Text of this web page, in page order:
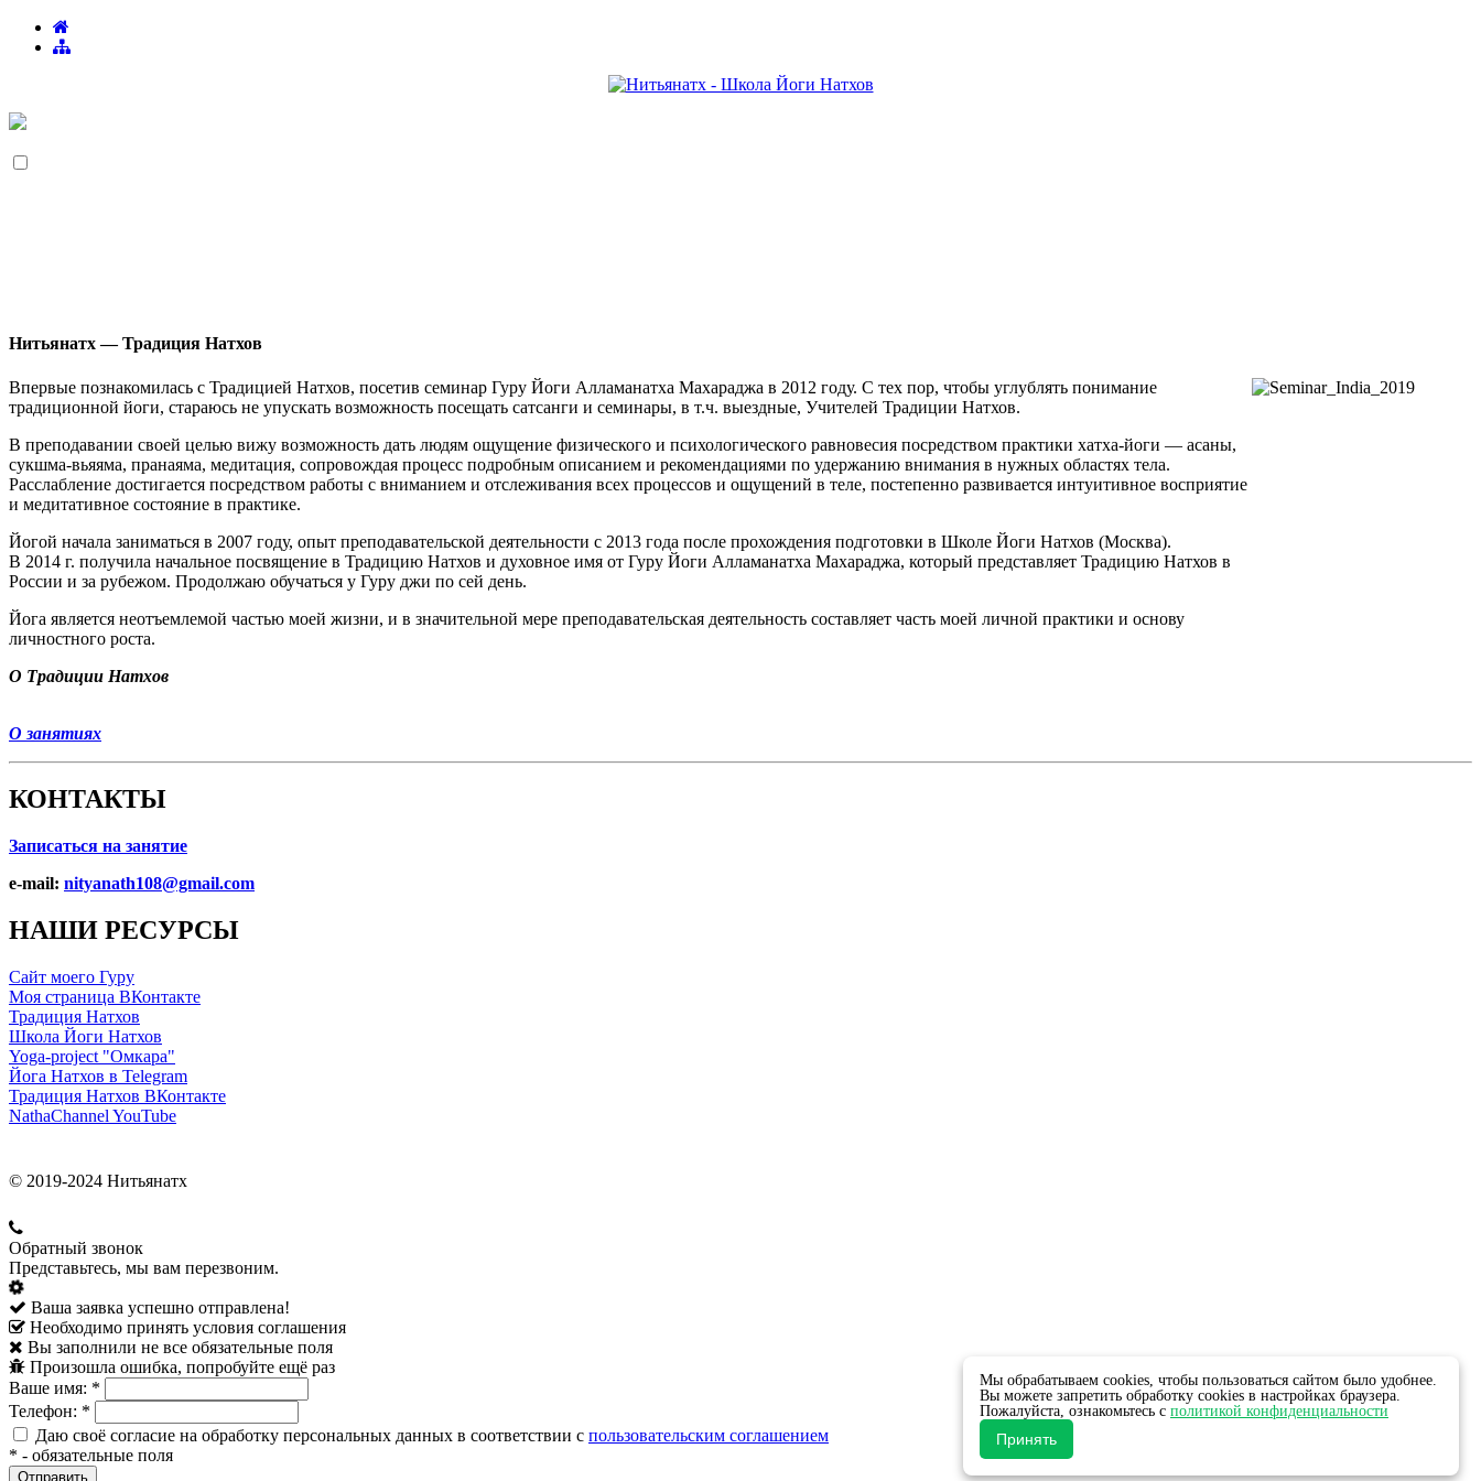
Нитьянатх — Традиция Натхов
Впервые познакомилась с Традицией Натхов, посетив семинар Гуру Йоги Алламанатха Махараджа в 2012 году. С тех пор, чтобы углублять понимание
традиционной йоги, стараюсь не упускать возможность посещать сатсанги и семинары, в т.ч. выездные, Учителей Традиции Натхов.
В преподавании своей целью вижу возможность дать людям ощущение физического и психологического равновесия посредством практики хатха-йоги — асаны,
сукшма-вьяяма, пранаяма, медитация, сопровождая процесс подробным описанием и рекомендациями по удержанию внимания в нужных областях тела.
Расслабление достигается посредством работы с вниманием и отслеживания всех процессов и ощущений в теле, постепенно развивается интуитивное восприятие
и медитативное состояние в практике.
Йогой начала заниматься в 2007 году, опыт преподавательской деятельности с 2013 года после прохождения подготовки в Школе Йоги Натхов (Москва).
В 2014 г. получила начальное посвящение в Традицию Натхов и духовное имя от Гуру Йоги Алламанатха Махараджа, который представляет Традицию Натхов в
России и за рубежом. Продолжаю обучаться у Гуру джи по сей день.
Йога является неотъемлемой частью моей жизни, и в значительной мере преподавательская деятельность составляет часть моей личной практики и основу
личностного роста.
О Традиции Натхов
О занятиях
КОНТАКТЫ
Записаться на занятие
e-mail: nityanath108@gmail.com
НАШИ РЕСУРСЫ
Сайт моего Гуру
Моя страница ВКонтакте
Традиция Натхов
Школа Йоги Натхов
Yoga-project "Омкара"
Йога Натхов в Telegram
Традиция Натхов ВКонтакте
NathaChannel YouTube
© 2019-2024 Нитьянатх
Обратный звонок
Представьтесь, мы вам перезвоним.
Ваша заявка успешно отправлена!
Необходимо принять условия соглашения
Вы заполнили не все обязательные поля
Произошла ошибка, попробуйте ещё раз
Ваше имя: *
Телефон: *
Даю своё согласие на обработку персональных данных в соответствии с пользовательским соглашением
* - обязательные поля
Мы обрабатываем cookies, чтобы пользоваться сайтом было удобнее.
Вы можете запретить обработку cookies в настройках браузера.
Пожалуйста, ознакомьтесь с политикой конфиденциальности
Принять